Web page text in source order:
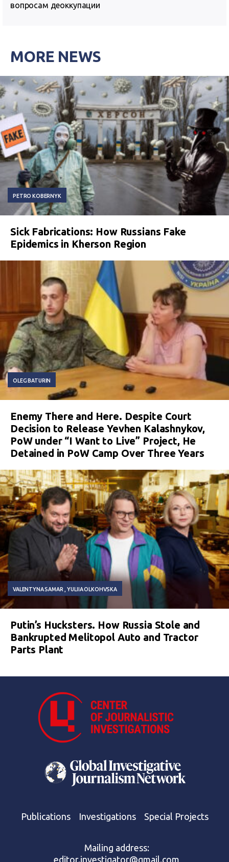
вопросам деоккупации
MORE NEWS
PETRO KOBERNYK
Sick Fabrications: How Russians Fake
Epidemics in Kherson Region
OLEG BATURIN
Enemy There and Here. Despite Court
Decision to Release Yevhen Kalashnykov,
PoW under “I Want to Live” Project, He
Detained in PoW Camp Over Three Years
VALENTYNA SAMAR YULIIA OLKOHVSKA
Putin’s Hucksters. How Russia Stole and
Bankrupted Melitopol Auto and Tractor
Parts Plant
Publications Investigations Special Projects
Mailing address:
editor.investigator@gmail.com